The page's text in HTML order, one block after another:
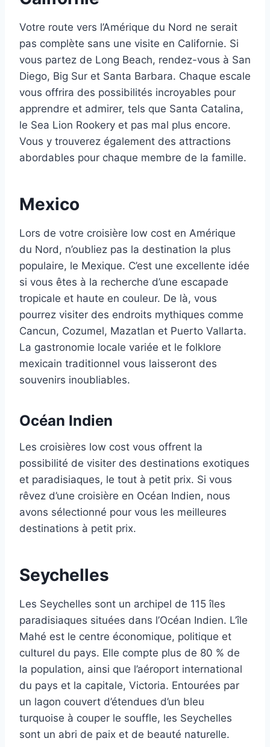
Votre route vers l’Amérique du Nord ne serait
pas complète sans une visite en Californie. Si
vous partez de Long Beach, rendez-vous à San
Diego, Big Sur et Santa Barbara. Chaque escale
vous offrira des possibilités incroyables pour
apprendre et admirer, tels que Santa Catalina,
le Sea Lion Rookery et pas mal plus encore.
Vous y trouverez également des attractions
abordables pour chaque membre de la famille.
Mexico
Lors de votre croisière low cost en Amérique
du Nord, n’oubliez pas la destination la plus
populaire, le Mexique. C’est une excellente idée
si vous êtes à la recherche d’une escapade
tropicale et haute en couleur. De là, vous
pourrez visiter des endroits mythiques comme
Cancun, Cozumel, Mazatlan et Puerto Vallarta.
La gastronomie locale variée et le folklore
mexicain traditionnel vous laisseront des
souvenirs inoubliables.
Océan Indien
Les croisières low cost vous offrent la
possibilité de visiter des destinations exotiques
et paradisiaques, le tout à petit prix. Si vous
rêvez d’une croisière en Océan Indien, nous
avons sélectionné pour vous les meilleures
destinations à petit prix.
Seychelles
Les Seychelles sont un archipel de 115 îles
paradisiaques situées dans l’Océan Indien. L’île
Mahé est le centre économique, politique et
culturel du pays. Elle compte plus de 80 % de
la population, ainsi que l’aéroport international
du pays et la capitale, Victoria. Entourées par
un lagon couvert d’étendues d’un bleu
turquoise à couper le souffle, les Seychelles
sont un abri de paix et de beauté naturelle.